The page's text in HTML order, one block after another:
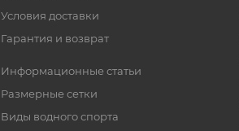
Условия доставки
Гарантия и возврат
Информационные статьи
Размерные сетки
Виды водного спорта